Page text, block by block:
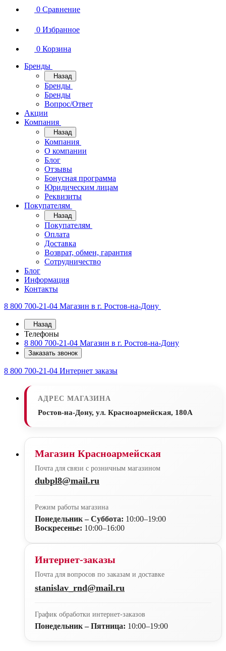
0 Сравнение
0 Избранное
0 Корзина
Бренды
Назад
Бренды
Бренды
Вопрос/Ответ
Акции
Компания
Назад
Компания
О компании
Блог
Отзывы
Бонусная программа
Юридическим лицам
Реквизиты
Покупателям
Назад
Покупателям
Оплата
Доставка
Возврат, обмен, гарантия
Сотрудничество
Блог
Информация
Контакты
8 800 700-21-04 Магазин в г. Ростов-на-Дону
Назад
Телефоны
8 800 700-21-04 Магазин в г. Ростов-на-Дону
Заказать звонок
8 800 700-21-04 Интернет заказы
АДРЕС МАГАЗИНА
Ростов-на-Дону, ул. Красноармейская, 180А
Магазин Красноармейская
Почта для связи с розничным магазином
dubpl8@mail.ru
Режим работы магазина
Понедельник – Суббота: 10:00–19:00
Воскресенье: 10:00–16:00
Интернет-заказы
Почта для вопросов по заказам и доставке
stanislav_rnd@mail.ru
График обработки интернет-заказов
Понедельник – Пятница: 10:00–19:00